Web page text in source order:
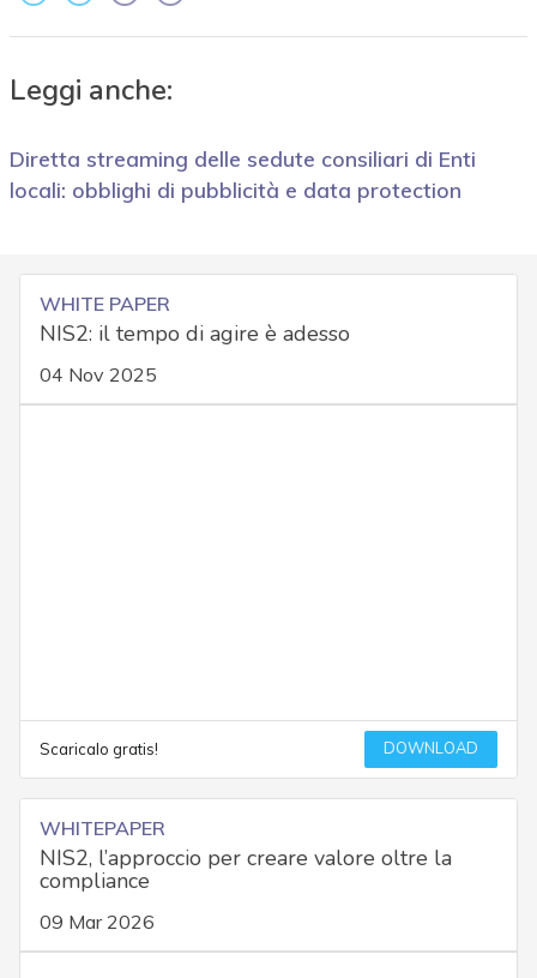
Leggi anche:
Diretta streaming delle sedute consiliari di Enti
locali: obblighi di pubblicità e data protection
WHITE PAPER
NIS2: il tempo di agire è adesso
04 Nov 2025
Scaricalo gratis! DOWNLOAD
WHITEPAPER
NIS2, l’approccio per creare valore oltre la
compliance
09 Mar 2026